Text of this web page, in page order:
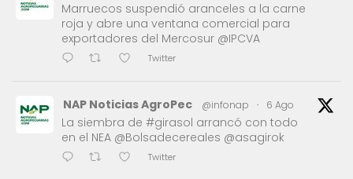
Marruecos suspendió aranceles a la carne
roja y abre una ventana comercial para
exportadores del Mercosur @IPCVA
Twitter
NAP Noticias AgroPec @infonap · 6 Ago
La siembra de #girasol arrancó con todo
en el NEA @Bolsadecereales @asagirok
Twitter